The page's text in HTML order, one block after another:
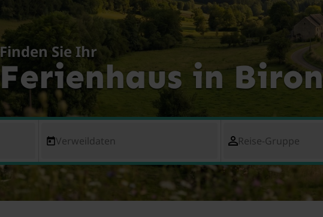
Finden Sie Ihr
Ferienhaus in Biron
Verweildaten Reise-Gruppe